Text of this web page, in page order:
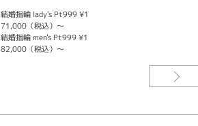
結婚指輪 lady's Pt999 ¥1
71,000（税込）～
結婚指輪 men's Pt999 ¥1
82,000（税込）～